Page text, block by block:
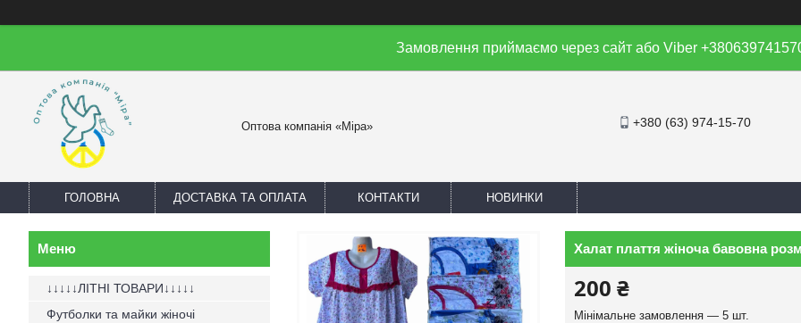
Замовлення приймаємо через сайт або Viber
Оптова компанія «Міра» +380 (63) 974-15-70
ГОЛОВНА ДОСТАВКА ТА ОПЛАТА КОНТАКТИ НОВИНКИ
Халат плаття жіноча бавовна
200 ₴
Мінімальне замовлення — 5 шт.
↓↓↓↓↓ЛІТНІ ТОВАРИ↓↓↓↓↓
Футболки та майки жіночі